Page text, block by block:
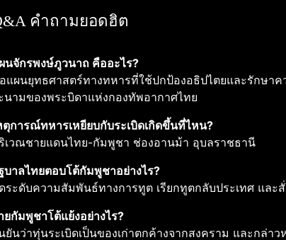
คำถามยอดฮิต
นจักรพงษ์ภูวนาถ คืออะไร?
แผนยุทธศาสตร์ทางทหารที่ใช้ปกป้องอธิปไตยและรักษา
นามของพระบิดาแห่งกองทัพอากาศไทย
ตุการณ์ทหารเหยียบกับระเบิดเกิดขึ้นที่ไหน?
เวณชายแดนไทย-กัมพูชา ช่องอานม้า อุบลราชธานี
บาลไทยตอบโต้กัมพูชาอย่างไร?
ระดับความสัมพันธ์ทางการทูต เรียกทูตกลับประเทศ และ
ยกัมพูชาโต้แย้งอย่างไร?
ยันว่าทุ่นระเบิดเป็นของเก่าตกค้างจากสงคราม และกล่า